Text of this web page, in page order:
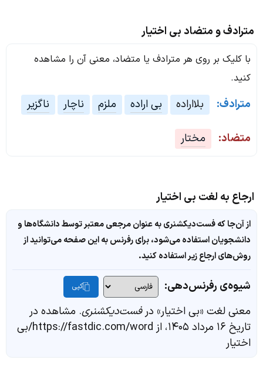
مترادف و متضاد بی اختیار
با کلیک بر روی هر مترادف یا متضاد، معنی آن را مشاهده
کنید.
مترادف: بلااراده بی اراده ملزم ناچار ناگزیر
متضاد: مختار
ارجاع به لغت بی اختیار
از آن‌جا که فست‌دیکشنری به عنوان مرجعی معتبر توسط دانشگاه‌ها و
دانشجویان استفاده می‌شود، برای رفرنس به این صفحه می‌توانید از
روش‌های ارجاع زیر استفاده کنید.
شیوه‌ی رفرنس‌دهی: کپی
معنی لغت «بی اختیار» درفست‌دیکشنری. مشاهده در
تاریخ ۱۶ مرداد ۱۴۰۵، از https://fastdic.com/word/بی
اختیار